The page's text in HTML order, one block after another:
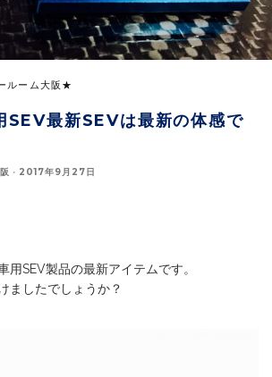
ルーム大阪★
SEV最新SEVは最新の体感で
· 2017年9月27日
用SEV製品の最新アイテムです。
ましたでしょうか？